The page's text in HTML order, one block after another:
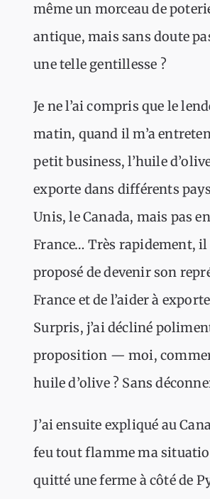
même un morceau de
antique, mais sans doute
une telle gentillesse ?
Je ne l’ai compris que le
matin, quand il m’a
petit business, l’huile
exporte dans différents
Unis, le Canada, mais pas
France… Très rapidement, il
proposé de devenir son
France et de l’aider à
Surpris, j’ai décliné
proposition — moi,
huile d’olive ? Sans
J’ai ensuite expliqué au
feu tout flamme ma
quitté une ferme à côté de